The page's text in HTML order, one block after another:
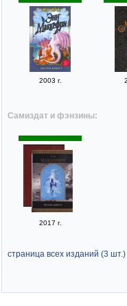
2003 г.
Самиздат и фэнзины:
2017 г.
страница всех изданий (3 шт.)